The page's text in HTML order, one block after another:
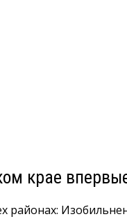
крае
районах: